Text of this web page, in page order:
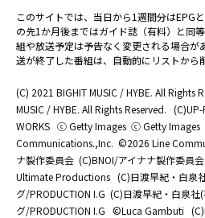
このサイトでは、当日から1週間分はEPG
の先1か月後まではガイド誌（有料）と同
組や放送予定は予告なく変更される場合が
送が終了した番組は、自動的にリストから
(C) 2021 BIGHIT MUSIC / HYBE. All Rights
MUSIC / HYBE. All Rights Reserved. (C)UP-
WORKS ⓒ Getty Images ⓒ Getty Images
Communications.,Inc. ©2026 Line
ナ製作委員会 (C)BNOI/アイナナ製作委員会
Ultimate Productions (C)日渡早紀・白泉
グ/PRODUCTION I.G (C)日渡早紀・白泉社
グ/PRODUCTION I.G ©Luca Gambuti